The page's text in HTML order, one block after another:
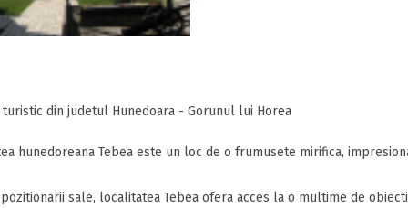
din judetul Hunedoara - Gorunul lui Horea
hunedoreana Tebea este un loc de o frumusete mirifica,
sale, localitatea Tebea ofera acces la o multime de